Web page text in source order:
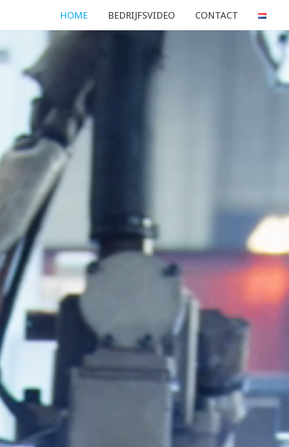
HOME BEDRIJFSVIDEO CONTACT